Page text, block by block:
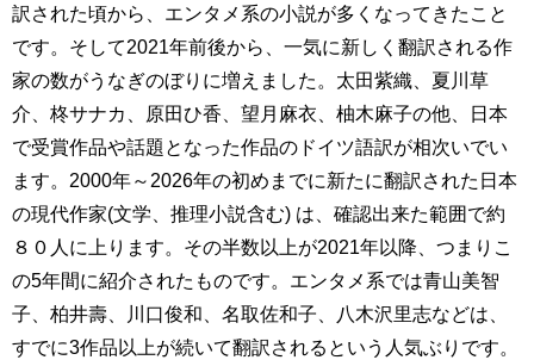
訳された頃から、エンタメ系の小説が多くなってきたこと
です。そして2021年前後から、一気に新しく翻訳される作
家の数がうなぎのぼりに増えました。太田紫織、夏川草
介、柊サナカ、原田ひ香、望月麻衣、柚木麻子の他、日本
で受賞作品や話題となった作品のドイツ語訳が相次いでい
ます。2000年～2026年の初めまでに新たに翻訳された日本
の現代作家(文学、推理小説含む) は、確認出来た範囲で約
８０人に上ります。その半数以上が2021年以降、つまりこ
の5年間に紹介されたものです。エンタメ系では青山美智
子、柏井壽、川口俊和、名取佐和子、八木沢里志などは、
すでに3作品以上が続いて翻訳されるという人気ぶりです。